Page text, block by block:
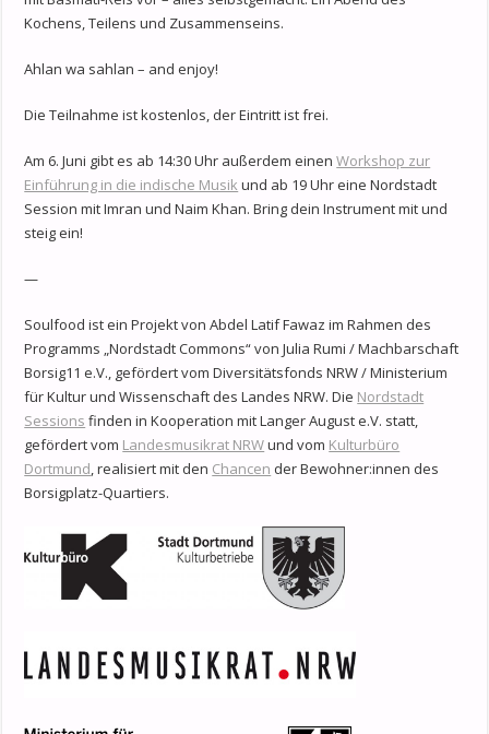
Kochens, Teilens und Zusammenseins.
Ahlan wa sahlan – and enjoy!
Die Teilnahme ist kostenlos, der Eintritt ist frei.
Am 6. Juni gibt es ab 14:30 Uhr außerdem einenWorkshop zur
Einführung in die indische Musik und ab 19 Uhr eine Nordstadt
Session mit Imran und Naim Khan. Bring dein Instrument mit und
steig ein!
—
Soulfood ist ein Projekt von Abdel Latif Fawaz im Rahmen des
Programms „Nordstadt Commons“ von Julia Rumi / Machbarschaft
Borsig11 e.V., gefördert vom Diversitätsfonds NRW / Ministerium
für Kultur und Wissenschaft des Landes NRW. Die Nordstadt
Sessions finden in Kooperation mit Langer August e.V. statt,
gefördert vom Landesmusikrat NRWund vom Kulturbüro
Dortmund, realisiert mit den Chancen der Bewohner:innen des
Borsigplatz-Quartiers.